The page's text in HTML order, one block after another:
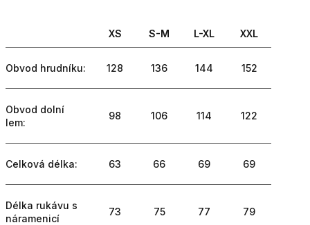
XS S-M L-XL XXL
Obvod hrudníku: 128 136 144 152
Obvod dolní
lem:
98 106 114 122
Celková délka: 63 66 69 69
Délka rukávu s
náramenicí
73 75 77 79